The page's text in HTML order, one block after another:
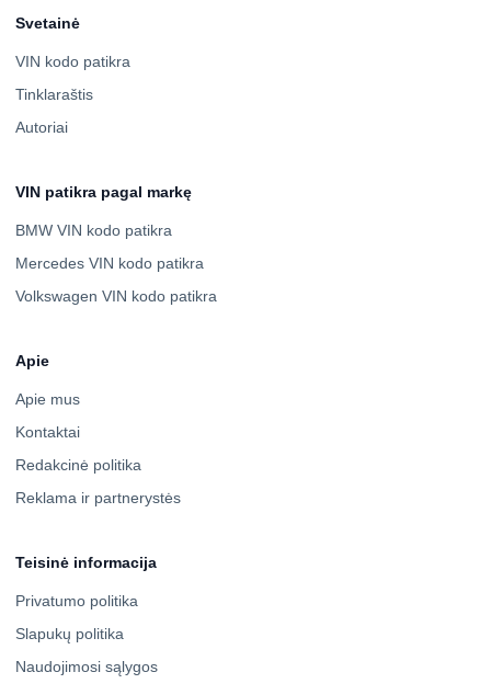
Svetainė
VIN kodo patikra
Tinklaraštis
Autoriai
VIN patikra pagal markę
BMW VIN kodo patikra
Mercedes VIN kodo patikra
Volkswagen VIN kodo patikra
Apie
Apie mus
Kontaktai
Redakcinė politika
Reklama ir partnerystės
Teisinė informacija
Privatumo politika
Slapukų politika
Naudojimosi sąlygos